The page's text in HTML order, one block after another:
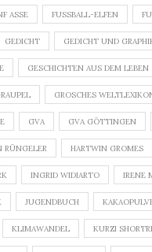
ASSE FUSSBALL-ELFEN
GEDICHT GEDICHT UND
GESCHICHTEN AUS DEM LEBEN
GROSCHES
GVA GVA GÖTTINGEN
RÜNGELER HARTWIN GROMES
INGRID WIDIARTO IRENE
JUGENDBUCH
KLIMAWANDEL KURZI